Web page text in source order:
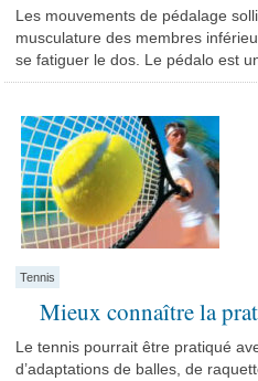
Les mouvements de pédalage
musculature des membres
se fatiguer le dos. Le pédalo est
Tennis
Mieux connaître la
Le tennis pourrait être pratiqué
d’adaptations de balles, de